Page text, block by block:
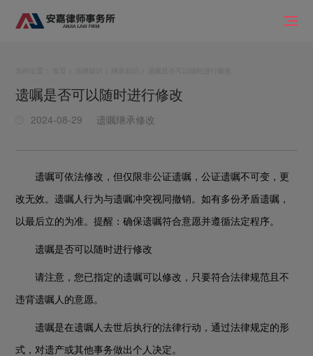
遗嘱是否可以随时进行修改
2024-08-29 遗嘱继承修改
遗嘱可依法修改，但仅限非公证遗嘱，公证遗嘱不可变，更
改无效。遗嘱人行为与遗嘱冲突视同撤销。如有多份矛盾遗嘱，
以最后立的为准。提醒：确保遗嘱符合意愿并遵循法定程序。
遗嘱是否可以随时进行修改
请注意，您已指定的遗嘱可以修改，只要符合法律规范且不
违背遗嘱人的意愿。
遗嘱是在遗嘱人去世后执行的法律行动，通过法律规定的形
式，对遗产或其他事务做出个人决定。